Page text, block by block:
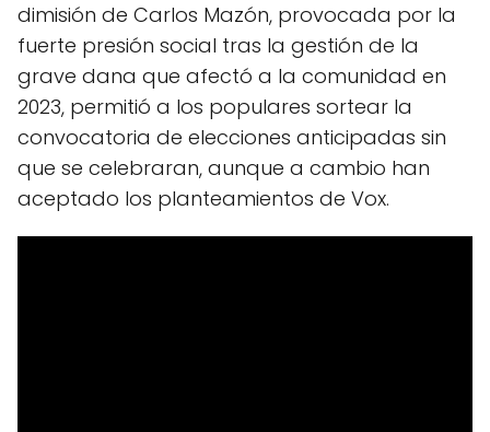
dimisión de Carlos Mazón, provocada por la
fuerte presión social tras la gestión de la
grave dana que afectó a la comunidad en
2023, permitió a los populares sortear la
convocatoria de elecciones anticipadas sin
que se celebraran, aunque a cambio han
aceptado los planteamientos de Vox.